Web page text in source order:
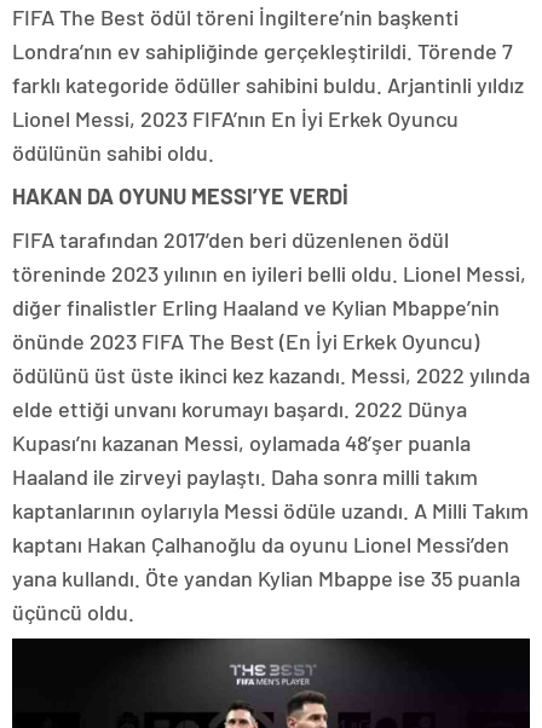
FIFA The Best ödül töreni İngiltere’nin başkenti
Londra’nın ev sahipliğinde gerçekleştirildi. Törende 7
farklı kategoride ödüller sahibini buldu. Arjantinli yıldız
Lionel Messi, 2023 FIFA’nın En İyi Erkek Oyuncu
ödülünün sahibi oldu.
HAKAN DA OYUNU MESSI’YE VERDİ
FIFA tarafından 2017’den beri düzenlenen ödül
töreninde 2023 yılının en iyileri belli oldu. Lionel Messi,
diğer finalistler Erling Haaland ve Kylian Mbappe’nin
önünde 2023 FIFA The Best (En İyi Erkek Oyuncu)
ödülünü üst üste ikinci kez kazandı. Messi, 2022 yılında
elde ettiği unvanı korumayı başardı. 2022 Dünya
Kupası’nı kazanan Messi, oylamada 48’şer puanla
Haaland ile zirveyi paylaştı. Daha sonra milli takım
kaptanlarının oylarıyla Messi ödüle uzandı. A Milli Takım
kaptanı Hakan Çalhanoğlu da oyunu Lionel Messi’den
yana kullandı. Öte yandan Kylian Mbappe ise 35 puanla
üçüncü oldu.